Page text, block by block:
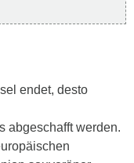
endet, desto
abgeschafft werden.